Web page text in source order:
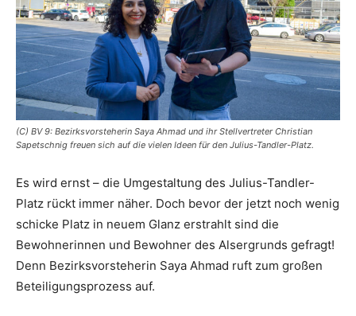
(C) BV 9: Bezirksvorsteherin Saya Ahmad und ihr Stellvertreter Christian
Sapetschnig freuen sich auf die vielen Ideen für den Julius-Tandler-Platz.
Es wird ernst – die Umgestaltung des Julius-Tandler-
Platz rückt immer näher. Doch bevor der jetzt noch wenig
schicke Platz in neuem Glanz erstrahlt sind die
Bewohnerinnen und Bewohner des Alsergrunds gefragt!
Denn Bezirksvorsteherin Saya Ahmad ruft zum großen
Beteiligungsprozess auf.